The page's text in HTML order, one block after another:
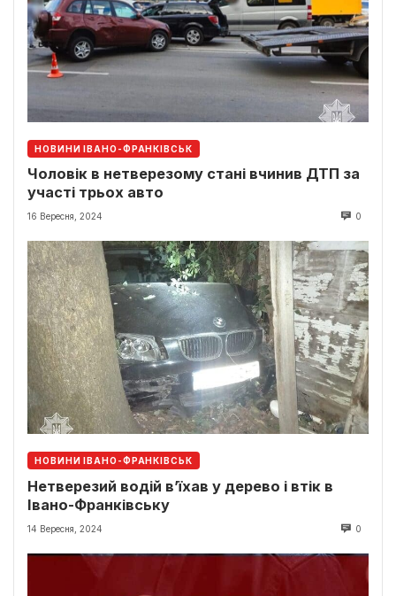
НОВИНИ ІВАНО-ФРАНКІВСЬК
Чоловік в нетверезому стані вчинив ДТП за
участі трьох авто
16 Вересня, 2024 0
НОВИНИ ІВАНО-ФРАНКІВСЬК
Нетверезий водій в’їхав у дерево і втік в
Івано-Франківську
14 Вересня, 2024 0